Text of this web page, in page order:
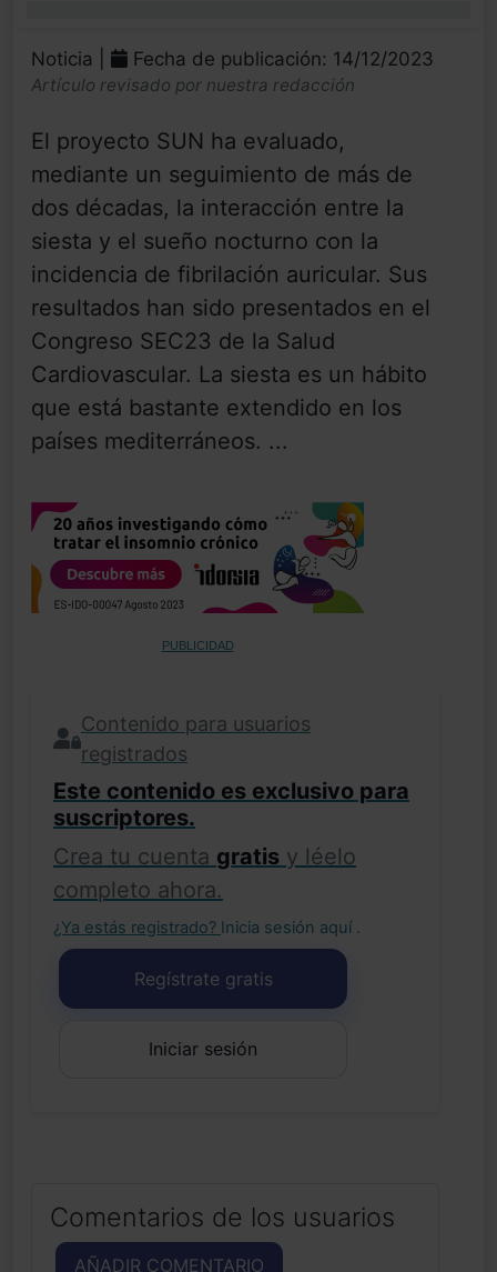
Noticia | Fecha de publicación: 14/12/2023
Artículo revisado por nuestra redacción
El proyecto SUN ha evaluado,
mediante un seguimiento de más de
dos décadas, la interacción entre la
siesta y el sueño nocturno con la
incidencia de fibrilación auricular. Sus
resultados han sido presentados en el
Congreso SEC23 de la Salud
Cardiovascular. La siesta es un hábito
que está bastante extendido en los
países mediterráneos. ...
PUBLICIDAD
Contenido para usuarios
registrados
Este contenido es exclusivo para
suscriptores.
Crea tu cuenta gratis y léelo
completo ahora.
¿Ya estás registrado? Inicia sesión aquí .
Regístrate gratis
Iniciar sesión
Comentarios de los usuarios
AÑADIR COMENTARIO